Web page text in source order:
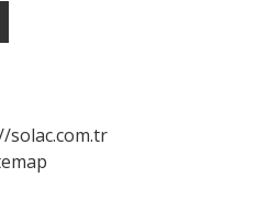
solac.com.tr